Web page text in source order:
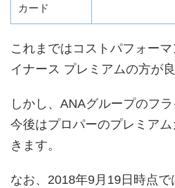
カード
これまではコストパフォー
イナース プレミアムの方が良
しかし、ANAグループのフ
今後はプロパーのプレミア
きます。
なお、2018年9月19日時点で